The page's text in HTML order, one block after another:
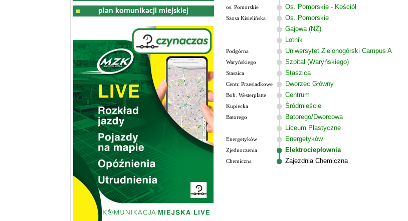
plan komunikacji miejskiej
os. Pomorskie Os. Pomorskie - Kościół
Szosa Kisielińska Os. Pomorskie
Gajowa (NŻ)
Lotnik
Podgórna Uniwersytet Zielonogórski Campus A
Waryńskiego Szpital (Waryńskiego)
Staszica Staszica
Centr. Przesiadkowe Dworzec Główny
Boh. Westerplatte Centrum
Kupiecka Śródmieście
Batorego Batorego/Dworcowa
Liceum Plastyczne
Energetyków Energetyków
Zjednoczenia Elektrociepłownia
Chemiczna
Zajezdnia Chemiczna